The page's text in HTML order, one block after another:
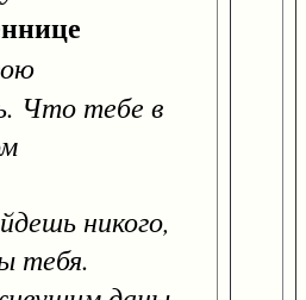
Что тебе в
никого,
тебя.